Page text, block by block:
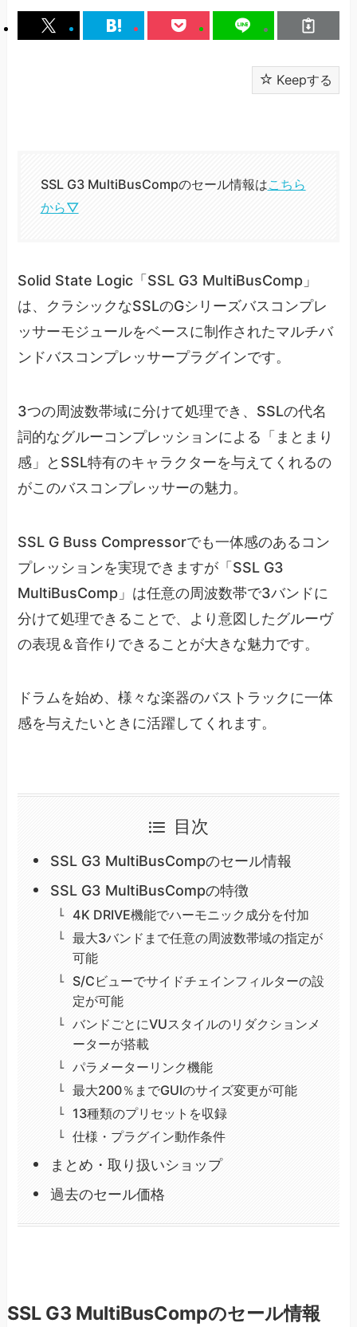
Keepする
SSL G3 MultiBusCompのセール情報はこちら
から▽
Solid State Logic「SSL G3 MultiBusComp」
は、クラシックなSSLのGシリーズバスコンプレ
ッサーモジュールをベースに制作されたマルチバ
ンドバスコンプレッサープラグインです。
3つの周波数帯域に分けて処理でき、SSLの代名
詞的なグルーコンプレッションによる「まとまり
感」とSSL特有のキャラクターを与えてくれるの
がこのバスコンプレッサーの魅力。
SSL G Buss Compressorでも一体感のあるコン
プレッションを実現できますが「SSL G3
MultiBusComp」は任意の周波数帯で3バンドに
分けて処理できることで、より意図したグルーヴ
の表現＆音作りできることが大きな魅力です。
ドラムを始め、様々な楽器のバストラックに一体
感を与えたいときに活躍してくれます。
目次
SSL G3 MultiBusCompのセール情報
SSL G3 MultiBusCompの特徴
4K DRIVE機能でハーモニック成分を付加
最大3バンドまで任意の周波数帯域の指定が
可能
S/Cビューでサイドチェインフィルターの設
定が可能
バンドごとにVUスタイルのリダクションメ
ーターが搭載
パラメーターリンク機能
最大200％までGUIのサイズ変更が可能
13種類のプリセットを収録
仕様・プラグイン動作条件
まとめ・取り扱いショップ
過去のセール価格
SSL G3 MultiBusCompのセール情報